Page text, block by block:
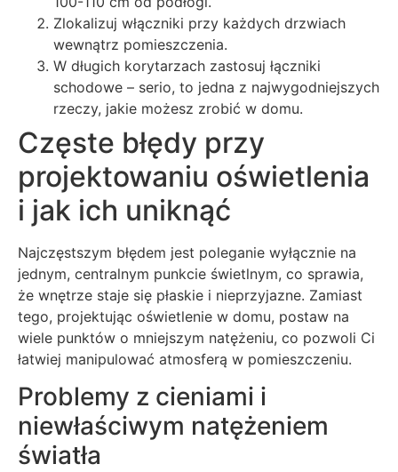
Zlokalizuj włączniki przy każdych drzwiach
wewnątrz pomieszczenia.
W długich korytarzach zastosuj łączniki
schodowe – serio, to jedna z najwygodniejszych
rzeczy, jakie możesz zrobić w domu.
Częste błędy przy
projektowaniu oświetlenia
i jak ich uniknąć
Najczęstszym błędem jest poleganie wyłącznie na
jednym, centralnym punkcie świetlnym, co sprawia,
że wnętrze staje się płaskie i nieprzyjazne. Zamiast
tego, projektując oświetlenie w domu, postaw na
wiele punktów o mniejszym natężeniu, co pozwoli Ci
łatwiej manipulować atmosferą w pomieszczeniu.
Problemy z cieniami i
niewłaściwym natężeniem
światła